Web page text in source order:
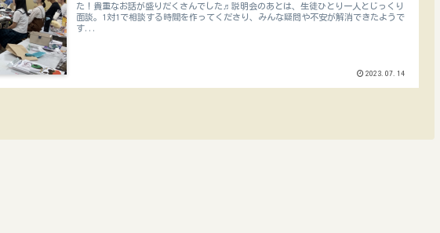
た！貴重なお話が盛りだくさんでした♬説明会のあとは、生徒ひとり一人とじっくり
面談。1対1で相談する時間を作ってくださり、みんな疑問や不安が解消できたようで
す...
2023.07.14